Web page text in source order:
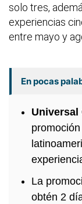
solo tres,
experiencias
entre mayo y
En pocas
Universal
La
obtén 2